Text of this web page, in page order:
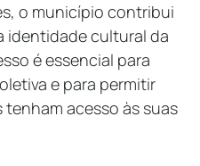
o município contribui
identidade cultural da
é essencial para
e para permitir
acesso às suas